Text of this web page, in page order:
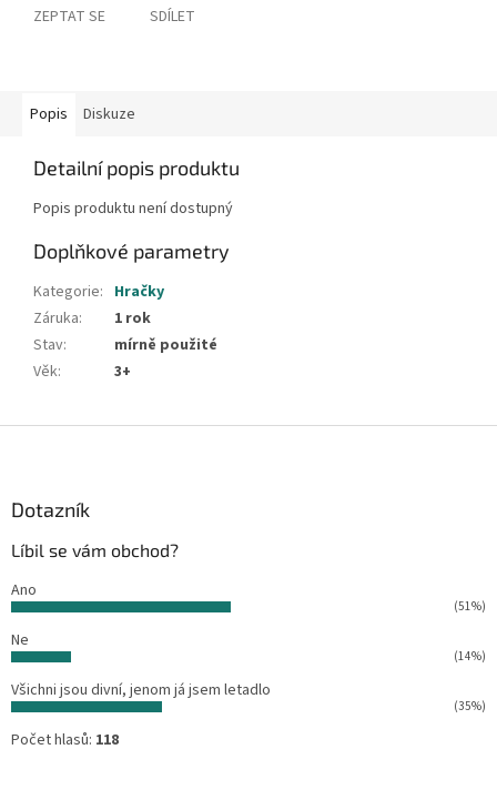
ZEPTAT SE SDÍLET
Popis Diskuze
Detailní popis produktu
Popis produktu není dostupný
Doplňkové parametry
Kategorie: Hračky
Záruka:
1 rok
Stav:
mírně použité
Věk: 3+
Dotazník
Líbil se vám obchod?
Ano
(51%)
Ne
(14%)
Všichni jsou divní, jenom já jsem letadlo
(35%)
Počet hlasů: 118